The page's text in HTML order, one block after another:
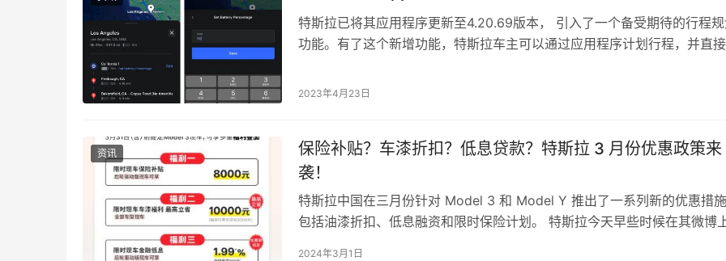
特斯拉已将其应用程序更新至4.20.69版本， 引入了一个备受期待的行程
功能。有了这个新增功能，特斯拉车主可以通过应用程序计划行程，并直接
2023年4月23日
资讯
保险补贴？车漆折扣？低息贷款？特斯拉 3 月份优惠政策来
袭！
特斯拉中国在三月份针对 Model 3 和 Model Y 推出了一系列新的优惠措施
包括油漆折扣、低息融资和限时保险计划。 特斯拉今天早些时候在其微博
2024年3月1日